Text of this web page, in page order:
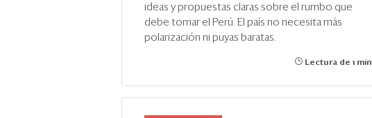
ideas y propuestas claras sobre el rumbo que
debe tomar el Perú. El país no necesita más
polarización ni puyas baratas.
Lectura de 1 min